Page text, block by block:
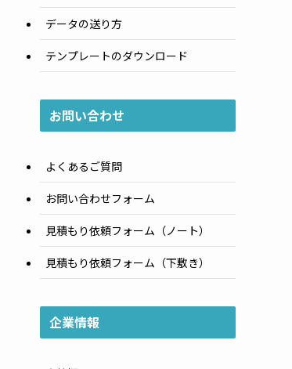
データの送り方
テンプレートのダウンロード
お問い合わせ
よくあるご質問
お問い合わせフォーム
見積もり依頼フォーム（ノート）
見積もり依頼フォーム（下敷き）
企業情報